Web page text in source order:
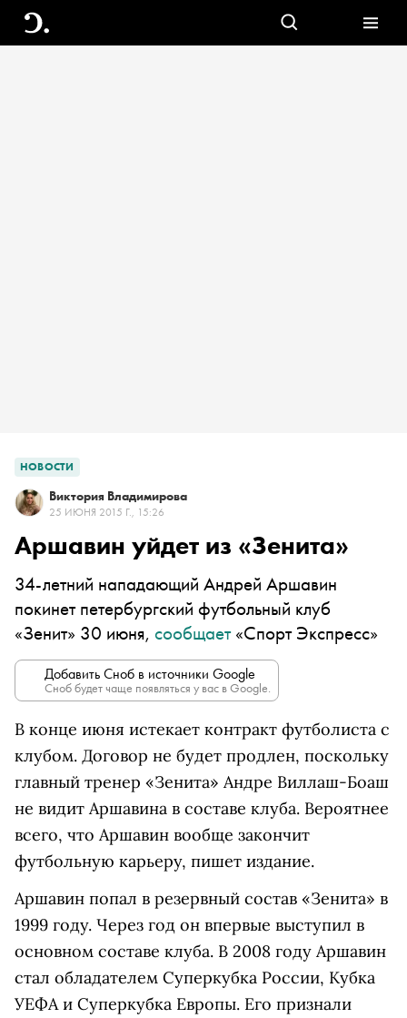
НОВОСТИ
Виктория Владимирова
25 ИЮНЯ 2015 Г., 15:26
Аршавин уйдет из «Зенита»
34-летний нападающий Андрей Аршавин
покинет петербургский футбольный клуб
«Зенит» 30 июня, сообщает«Спорт Экспресс»
Добавить Сноб в источники Google
Сноб будет чаще появляться у вас в Google.
В конце июня истекает контракт футболиста с
клубом. Договор не будет продлен, поскольку
главный тренер «Зенита» Андре Виллаш-Боаш
не видит Аршавина в составе клуба. Вероятнее
всего, что Аршавин вообще закончит
футбольную карьеру, пишет издание.
Аршавин попал в резервный состав «Зенита» в
1999 году. Через год он впервые выступил в
основном составе клуба. В 2008 году Аршавин
стал обладателем Суперкубка России, Кубка
УЕФА и Суперкубка Европы. Его признали